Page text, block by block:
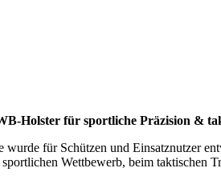
Holster für sportliche Präzision &
für Schützen und Einsatznutzer
Wettbewerb, beim